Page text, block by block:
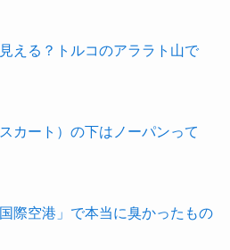
える？トルコのアララト山で
スカート）の下はノーパンって
国際空港」で本当に臭かったもの